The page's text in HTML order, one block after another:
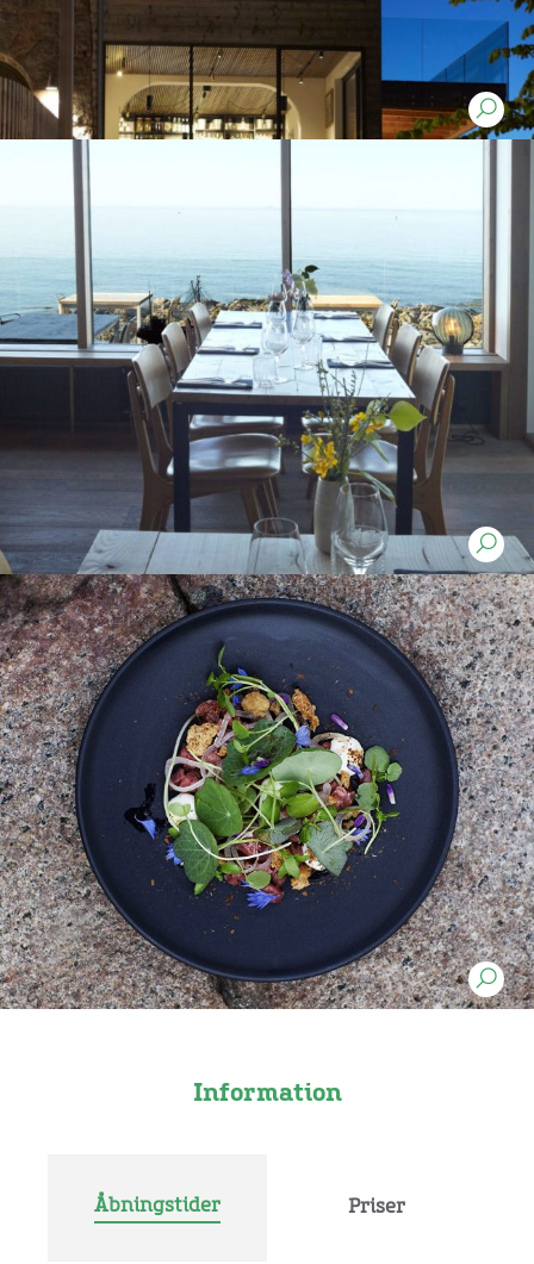
Information
Åbningstider Priser